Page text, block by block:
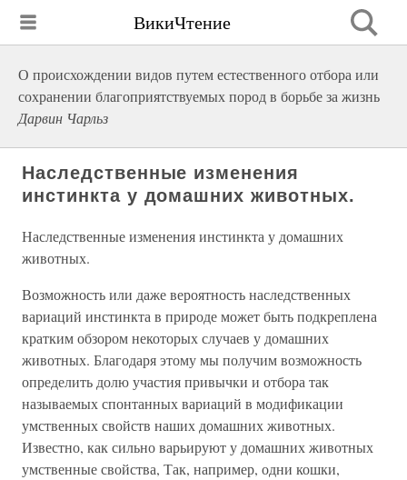
ВикиЧтение
О происхождении видов путем естественного отбора или
сохранении благоприятствуемых пород в борьбе за жизнь
Дарвин Чарльз
Наследственные изменения
инстинкта у домашних животных.
Наследственные изменения инстинкта у домашних
животных.
Возможность или даже вероятность наследственных
вариаций инстинкта в природе может быть подкреплена
кратким обзором некоторых случаев у домашних
животных. Благодаря этому мы получим возможность
определить долю участия привычки и отбора так
называемых спонтанных вариаций в модификации
умственных свойств наших домашних животных.
Известно, как сильно варьируют у домашних животных
умственные свойства, Так, например, одни кошки,